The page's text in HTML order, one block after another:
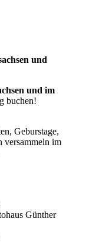
und
und im
buchen!
Geburstage,
versammeln im
Günther